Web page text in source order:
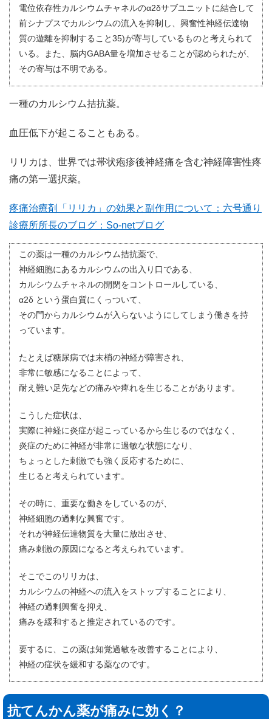
電位依存性カルシウムチャネルのα2δサブユニットに結合して
前シナプスでカルシウムの流入を抑制し、興奮性神経伝達物
質の遊離を抑制すること35)が寄与しているものと考えられて
いる。また、脳内GABA量を増加させることが認められたが、
その寄与は不明である。
一種のカルシウム拮抗薬。
血圧低下が起こることもある。
リリカは、世界では帯状疱疹後神経痛を含む神経障害性疼
痛の第一選択薬。
疼痛治療剤「リリカ」の効果と副作用について：六号通り
診療所所長のブログ：So-netブログ
この薬は一種のカルシウム拮抗薬で、
神経細胞にあるカルシウムの出入り口である、
カルシウムチャネルの開閉をコントロールしている、
α2δ という蛋白質にくっついて、
その門からカルシウムが入らないようにしてしまう働きを持
っています。
たとえば糖尿病では末梢の神経が障害され、
非常に敏感になることによって、
耐え難い足先などの痛みや痺れを生じることがあります。
こうした症状は、
実際に神経に炎症が起こっているから生じるのではなく、
炎症のために神経が非常に過敏な状態になり、
ちょっとした刺激でも強く反応するために、
生じると考えられています。
その時に、重要な働きをしているのが、
神経細胞の過剰な興奮です。
それが神経伝達物質を大量に放出させ、
痛み刺激の原因になると考えられています。
そこでこのリリカは、
カルシウムの神経への流入をストップすることにより、
神経の過剰興奮を抑え、
痛みを緩和すると推定されているのです。
要するに、この薬は知覚過敏を改善することにより、
神経の症状を緩和する薬なのです。
抗てんかん薬が痛みに効く？